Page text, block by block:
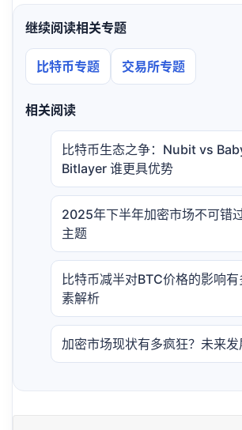
继续阅读相关专题
比特币专题 交易所专题
相关阅读
比特币生态之争：Nubit vs
Bitlayer 谁更具优势
2025年下半年加密市场不可错
主题
比特币减半对BTC价格的影响
素解析
加密市场现状有多疯狂？未来发